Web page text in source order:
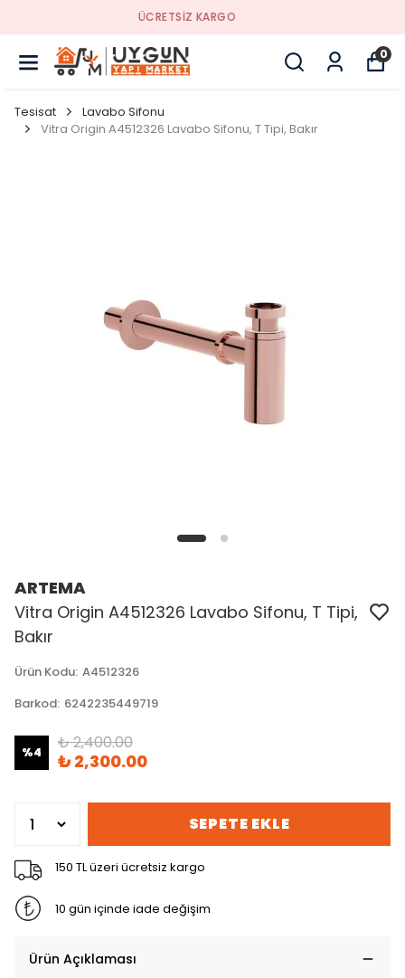
YENI SEZON ÜRÜNLER
0
Tesisat
Lavabo Sifonu
Vitra Origin A4512326 Lavabo Sifonu, T Tipi, Bakır
ARTEMA
Vitra Origin A4512326 Lavabo Sifonu, T Tipi,
Bakır
Ürün Kodu: A4512326
Barkod: 6242235449719
%4 ₺ 2,400.00
₺ 2,300.00
SEPETE EKLE
150 TL üzeri ücretsiz kargo
10 gün içinde iade değişim
Ürün Açıklaması